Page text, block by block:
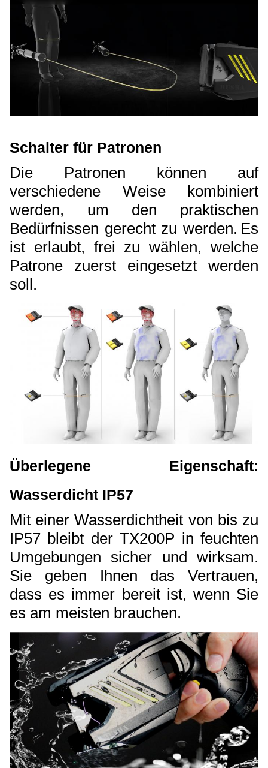
Schalter für Patronen
Die Patronen können auf
verschiedene Weise kombiniert
werden, um den praktischen
Bedürfnissen gerecht zu werden. Es
ist erlaubt, frei zu wählen, welche
Patrone zuerst eingesetzt werden
soll.
Überlegene Eigenschaft:
Wasserdicht IP57
Mit einer Wasserdichtheit von bis zu
IP57 bleibt der TX200P in feuchten
Umgebungen sicher und wirksam.
Sie geben Ihnen das Vertrauen,
dass es immer bereit ist, wenn Sie
es am meisten brauchen.